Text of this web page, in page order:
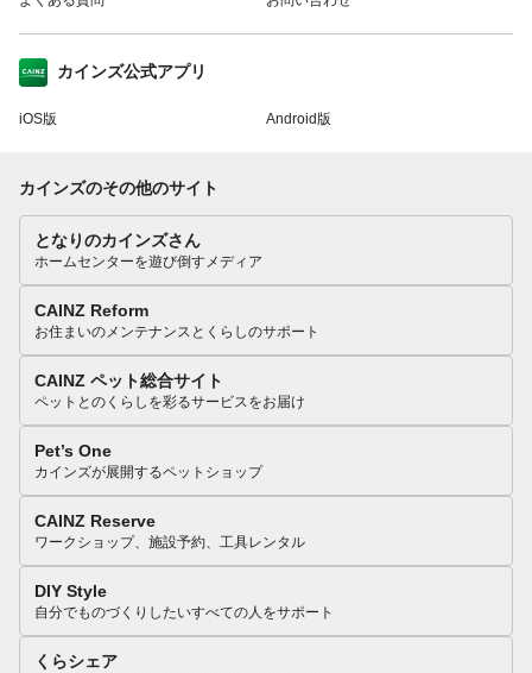
カインズ公式アプリ
iOS版 Android版
カインズのその他のサイト
となりのカインズさん
ホームセンターを遊び倒すメディア
CAINZ Reform
お住まいのメンテナンスとくらしのサポート
CAINZ ペット総合サイト
ペットとのくらしを彩るサービスをお届け
Pet’s One
カインズが展開するペットショップ
CAINZ Reserve
ワークショップ、施設予約、工具レンタル
DIY Style
自分でものづくりしたいすべての人をサポート
くらシェア